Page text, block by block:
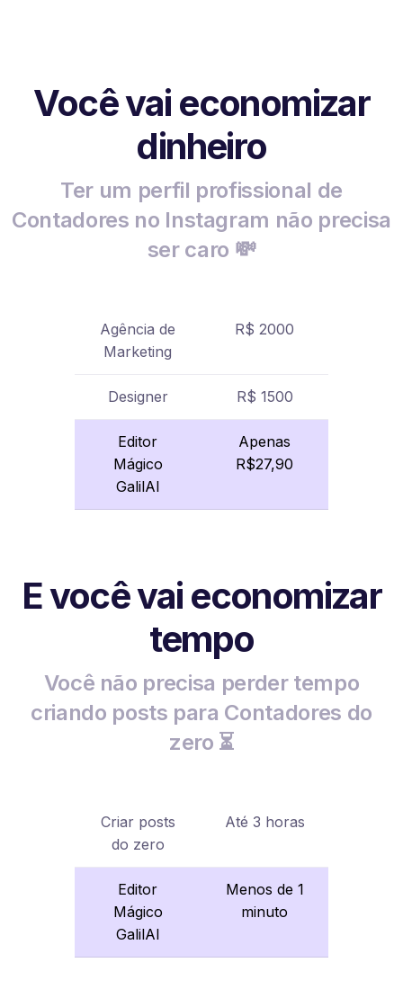
Você vai economizar
dinheiro
Ter um perfil profissional de
Contadores no Instagram não precisa
ser caro 💸
Agência de
Marketing
R$ 2000
Designer R$ 1500
Editor
Mágico
GalilAI
Apenas
R$27,90
E você vai economizar
tempo
Você não precisa perder tempo
criando posts para Contadores do
zero ⏳
Criar posts
do zero
Até 3 horas
Editor
Mágico
GalilAI
Menos de 1
minuto